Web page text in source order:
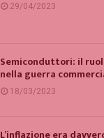
29/04/2023
Semiconduttori: il
nella guerra
18/03/2023
L’inflazione era